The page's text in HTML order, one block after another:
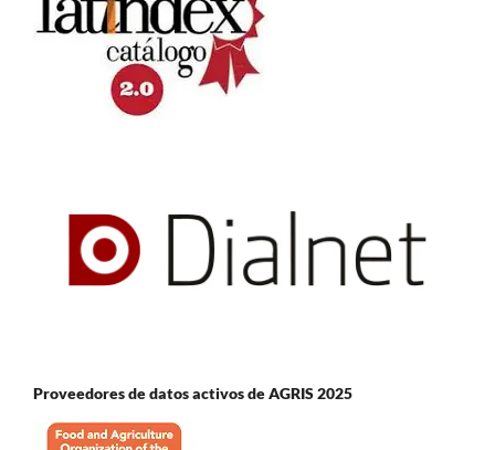
Proveedores de datos activos de AGRIS 2025